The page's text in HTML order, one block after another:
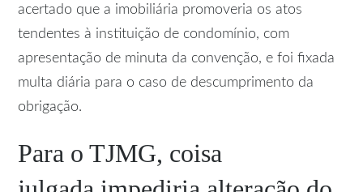
acertado que a imobiliária promoveria os atos
tendentes à instituição de condomínio, com
apresentação de minuta da convenção, e foi fixada
multa diária para o caso de descumprimento da
obrigação.
Para o TJMG, coisa